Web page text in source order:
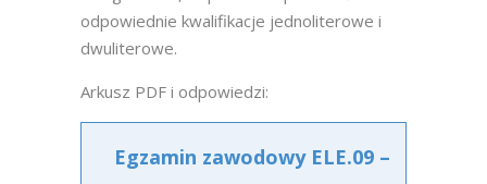
odpowiednie kwalifikacje jednoliterowe i
dwuliterowe.
Arkusz PDF i odpowiedzi:
Egzamin zawodowy ELE.09 –